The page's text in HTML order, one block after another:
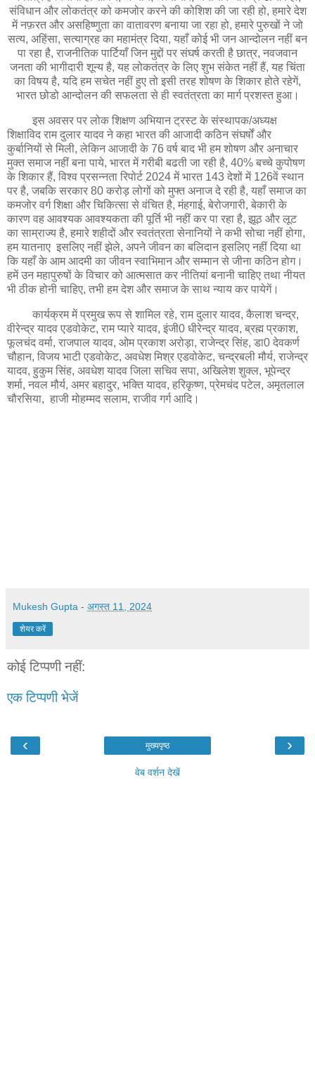
संविधान और लोकतंत्र को कमजोर करने की कोशिश की जा रही हो, हमारे देश
में नफ़रत और असहिष्णुता का वातावरण बनाया जा रहा हो, हमारे पुरुखों ने जो
सत्य, अहिंसा, सत्याग्रह का महामंत्र दिया, यहाँ कोई भी जन आन्दोलन नहीं बन
पा रहा है, राजनीतिक पार्टियाँ जिन मुद्दों पर संघर्ष करती है छात्र, नवजवान
जनता की भागीदारी शून्य है, यह लोकतंत्र के लिए शुभ संकेत नहीं हैं, यह चिंता
का विषय है, यदि हम सचेत नहीं हुए तो इसी तरह शोषण के शिकार होते रहेगें,
भारत छोडो आन्दोलन की सफलता से ही स्वतंत्रता का मार्ग प्रशस्त हुआ।
इस अवसर पर लोक शिक्षण अभियान ट्रस्ट के संस्थापक/अध्यक्ष
शिक्षाविद राम दुलार यादव ने कहा भारत की आजादी कठिन संघर्षों और
कुर्बानियों से मिली, लेकिन आजादी के 76 वर्ष बाद भी हम शोषण और अनाचार
मुक्त समाज नहीं बना पाये, भारत में गरीबी बढती जा रही है, 40% बच्चे कुपोषण
के शिकार हैं, विश्व प्रसन्नता रिपोर्ट 2024 में भारत 143 देशों में 126वें स्थान
पर है, जबकि सरकार 80 करोड़ लोगों को मुफ्त अनाज दे रही है, यहाँ समाज का
कमजोर वर्ग शिक्षा और चिकित्सा से वंचित है, मंहगाई, बेरोजगारी, बेकारी के
कारण वह आवश्यक आवश्यकता की पूर्ति भी नहीं कर पा रहा है, झूठ और लूट
का साम्राज्य है, हमारे शहीदों और स्वतंत्रता सेनानियों ने कभी सोचा नहीं होगा,
हम यातनाए इसलिए नहीं झेले, अपने जीवन का बलिदान इसलिए नहीं दिया था
कि यहाँ के आम आदमी का जीवन स्वाभिमान और सम्मान से जीना कठिन होग।
हमें उन महापुरुषों के विचार को आत्मसात कर नीतियां बनानी चाहिए तथा नीयत
भी ठीक होनी चाहिए, तभी हम देश और समाज के साथ न्याय कर पायेगें।
कार्यक्रम में प्रमुख रूप से शामिल रहे, राम दुलार यादव, कैलाश चन्द्र,
वीरेन्द्र यादव एडवोकेट, राम प्यारे यादव, इंजी0 धीरेन्द्र यादव, ब्रह्म प्रकाश,
फूलचंद वर्मा, राजपाल यादव, ओम प्रकाश अरोड़ा, राजेन्द्र सिंह, डा0 देवकर्ण
चौहान, विजय भाटी एडवोकेट, अवधेश मिश्र एडवोकेट, चन्द्रबली मौर्य, राजेन्द्र
यादव, हुकुम सिंह, अवधेश यादव जिला सचिव सपा, अखिलेश शुक्ल, भूपेन्द्र
शर्मा, नवल मौर्य, अमर बहादुर, भक्ति यादव, हरिकृष्ण, प्रेमचंद पटेल, अमृतलाल
चौरसिया, हाजी मोहम्मद सलाम, राजीव गर्ग आदि।
Mukesh Gupta - अगस्त 11, 2024
शेयर करें
कोई टिप्पणी नहीं:
एक टिप्पणी भेजें
‹ ›
मुख्यपृष्ठ
वेब वर्शन देखें